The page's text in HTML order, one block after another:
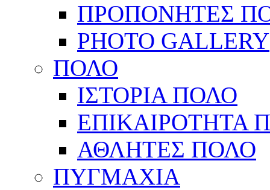
ΠΡΟΠΟΝΗΤΕΣ
PHOTO GALLERY
ΠΟΛΟ
ΙΣΤΟΡΙΑ ΠΟΛΟ
ΕΠΙΚΑΙΡΟΤΗΤΑ
ΑΘΛΗΤΕΣ ΠΟΛΟ
ΠΥΓΜΑΧΙΑ